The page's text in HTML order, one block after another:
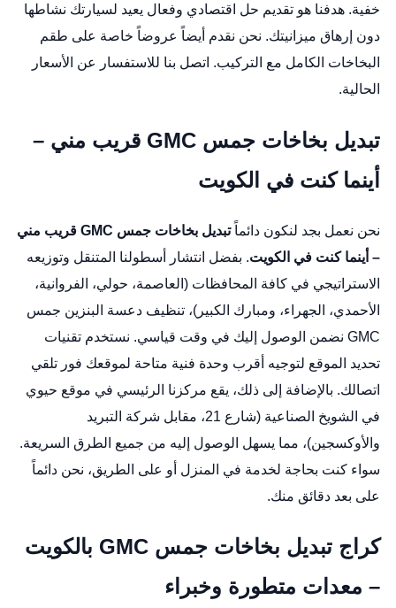
خفية. هدفنا هو تقديم حل اقتصادي وفعال يعيد لسيارتك نشاطها
دون إرهاق ميزانيتك. نحن نقدم أيضاً عروضاً خاصة على طقم
البخاخات الكامل مع التركيب. اتصل بنا للاستفسار عن الأسعار
الحالية.
تبديل بخاخات جمس GMC قريب مني –
أينما كنت في الكويت
نحن نعمل بجد لنكون دائماً
تبديل بخاخات جمس GMC قريب مني
– أينما كنت في الكويت. بفضل انتشار أسطولنا المتنقل وتوزيعه
الاستراتيجي في كافة المحافظات (العاصمة، حولي، الفروانية،
الأحمدي، الجهراء، ومبارك الكبير)، تنظيف دعسة البنزين جمس
GMCنضمن الوصول إليك في وقت قياسي. نستخدم تقنيات
تحديد الموقع لتوجيه أقرب وحدة فنية متاحة لموقعك فور تلقي
اتصالك. بالإضافة إلى ذلك، يقع مركزنا الرئيسي في موقع حيوي
في الشويخ الصناعية (شارع 21، مقابل شركة التبريد
والأوكسجين)، مما يسهل الوصول إليه من جميع الطرق السريعة.
سواء كنت بحاجة لخدمة في المنزل أو على الطريق، نحن دائماً
على بعد دقائق منك.
كراج تبديل بخاخات جمس GMC بالكويت
– معدات متطورة وخبراء